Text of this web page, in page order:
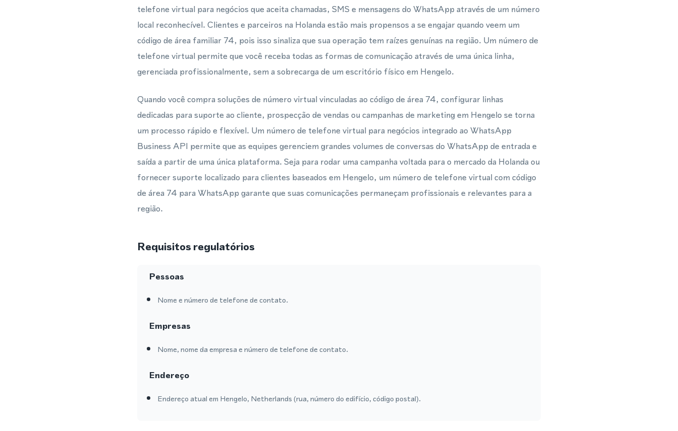
telefone virtual para negócios que aceita chamadas, SMS e mensagens do WhatsApp através de um número
local reconhecível. Clientes e parceiros na Holanda estão mais propensos a se engajar quando veem um
código de área familiar 74, pois isso sinaliza que sua operação tem raízes genuínas na região. Um número de
telefone virtual permite que você receba todas as formas de comunicação através de uma única linha,
gerenciada profissionalmente, sem a sobrecarga de um escritório físico em Hengelo.
Quando você compra soluções de número virtual vinculadas ao código de área 74, configurar linhas
dedicadas para suporte ao cliente, prospecção de vendas ou campanhas de marketing em Hengelo se torna
um processo rápido e flexível. Um número de telefone virtual para negócios integrado ao WhatsApp
Business API permite que as equipes gerenciem grandes volumes de conversas do WhatsApp de entrada e
saída a partir de uma única plataforma. Seja para rodar uma campanha voltada para o mercado da Holanda ou
fornecer suporte localizado para clientes baseados em Hengelo, um número de telefone virtual com código
de área 74 para WhatsApp garante que suas comunicações permaneçam profissionais e relevantes para a
região.
Requisitos regulatórios
Pessoas
Nome e número de telefone de contato.
Empresas
Nome, nome da empresa e número de telefone de contato.
Endereço
Endereço atual em Hengelo, Netherlands (rua, número do edifício, código postal).